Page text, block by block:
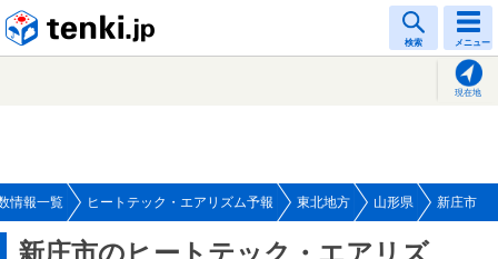
検索 メニュー
現在地
情報一覧 ヒートテック・エアリズム予報 東北地方 山形県 新庄市
新庄市のヒートテック・エアリズ